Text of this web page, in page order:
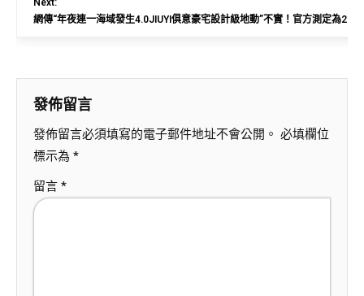
Next:
網傳“年夜連一海域發生4.0JIUYI俱意豪宅設計級地動”不實！官方測定為2.9級
發佈留言
發佈留言必須填寫的電子郵件地址不會公開。 必填欄位
標示為 *
留言 *